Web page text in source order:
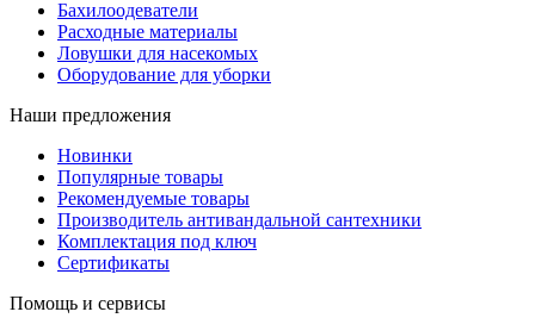
Бахилоодеватели
Расходные материалы
Ловушки для насекомых
Оборудование для уборки
Наши предложения
Новинки
Популярные товары
Рекомендуемые товары
Производитель антивандальной сантехники
Комплектация под ключ
Сертификаты
Помощь и сервисы